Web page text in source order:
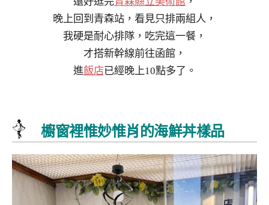
晚上回到青森站，看見只排兩組人，
我硬是耐心排隊，吃完這一餐，
才搭新幹線前往函館，
進飯店已經晚上10點多了。
櫥窗裡惟妙惟肖的海鮮丼樣品